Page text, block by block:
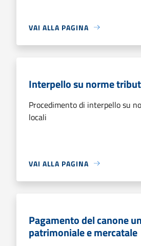
VAI ALLA PAGINA
Interpello su norme
Procedimento di interpello su
locali
VAI ALLA PAGINA
Pagamento del canone
patrimoniale e mercatale